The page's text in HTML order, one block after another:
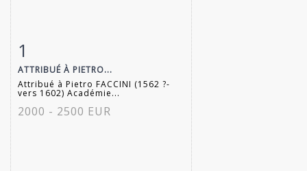
1
ATTRIBUÉ À PIETRO...
Attribué à Pietro FACCINI (1562 ?-
vers 1602) Académie...
2000 - 2500 EUR